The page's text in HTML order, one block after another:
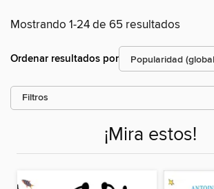
Mostrando 1-24 de 65 resultados
Ordenar resultados por
Filtros
¡Mira estos!